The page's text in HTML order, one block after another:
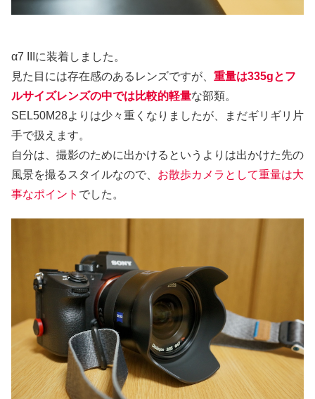
α7 IIIに装着しました。
見た目には存在感のあるレンズですが、 重量は335gとフ
ルサイズレンズの中では比較的軽量な部類。
SEL50M28よりは少々重くなりましたが、まだギリギリ片
手で扱えます。
自分は、撮影のために出かけるというよりは出かけた先の
風景を撮るスタイルなので、 お散歩カメラとして重量は大
事なポイント でした。